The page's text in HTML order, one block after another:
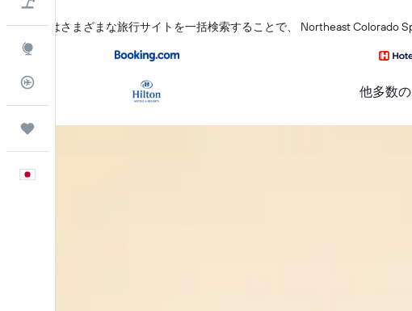
フライトトラッカー
Trips
KAYAK はさまざまな旅行サイトを一括検索することで、 Northeast Colorado
他多数の